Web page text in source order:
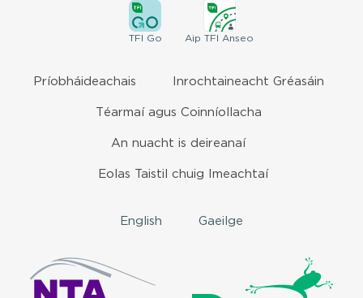
TFI Go Aip TFI Anseo
Príobháideachais Inrochtaineacht Gréasáin
Téarmaí agus Coinníollacha
An nuacht is deireanaí
Eolas Taistil chuig Imeachtaí
English Gaeilge